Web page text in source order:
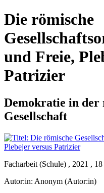
Die römische
und Freie,
Patrizier
Demokratie in der
Gesellschaft
Facharbeit (Schule) , 2021 ,
Autor:in: Anonym (Autor:in)